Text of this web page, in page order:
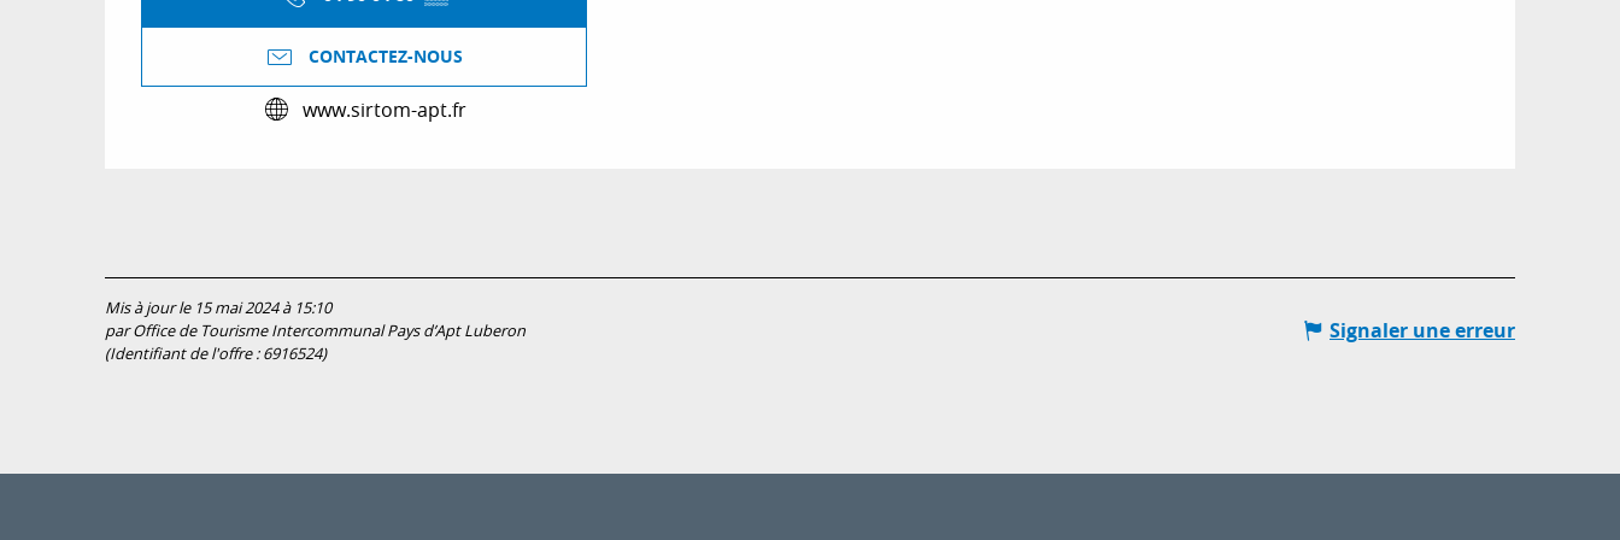
CONTACTEZ-NOUS
www.sirtom-apt.fr
Mis à jour le 15 mai 2024 à 15:10
par Office de Tourisme Intercommunal Pays d’Apt Luberon
(Identifiant de l'offre :6916524)
Signaler une erreur